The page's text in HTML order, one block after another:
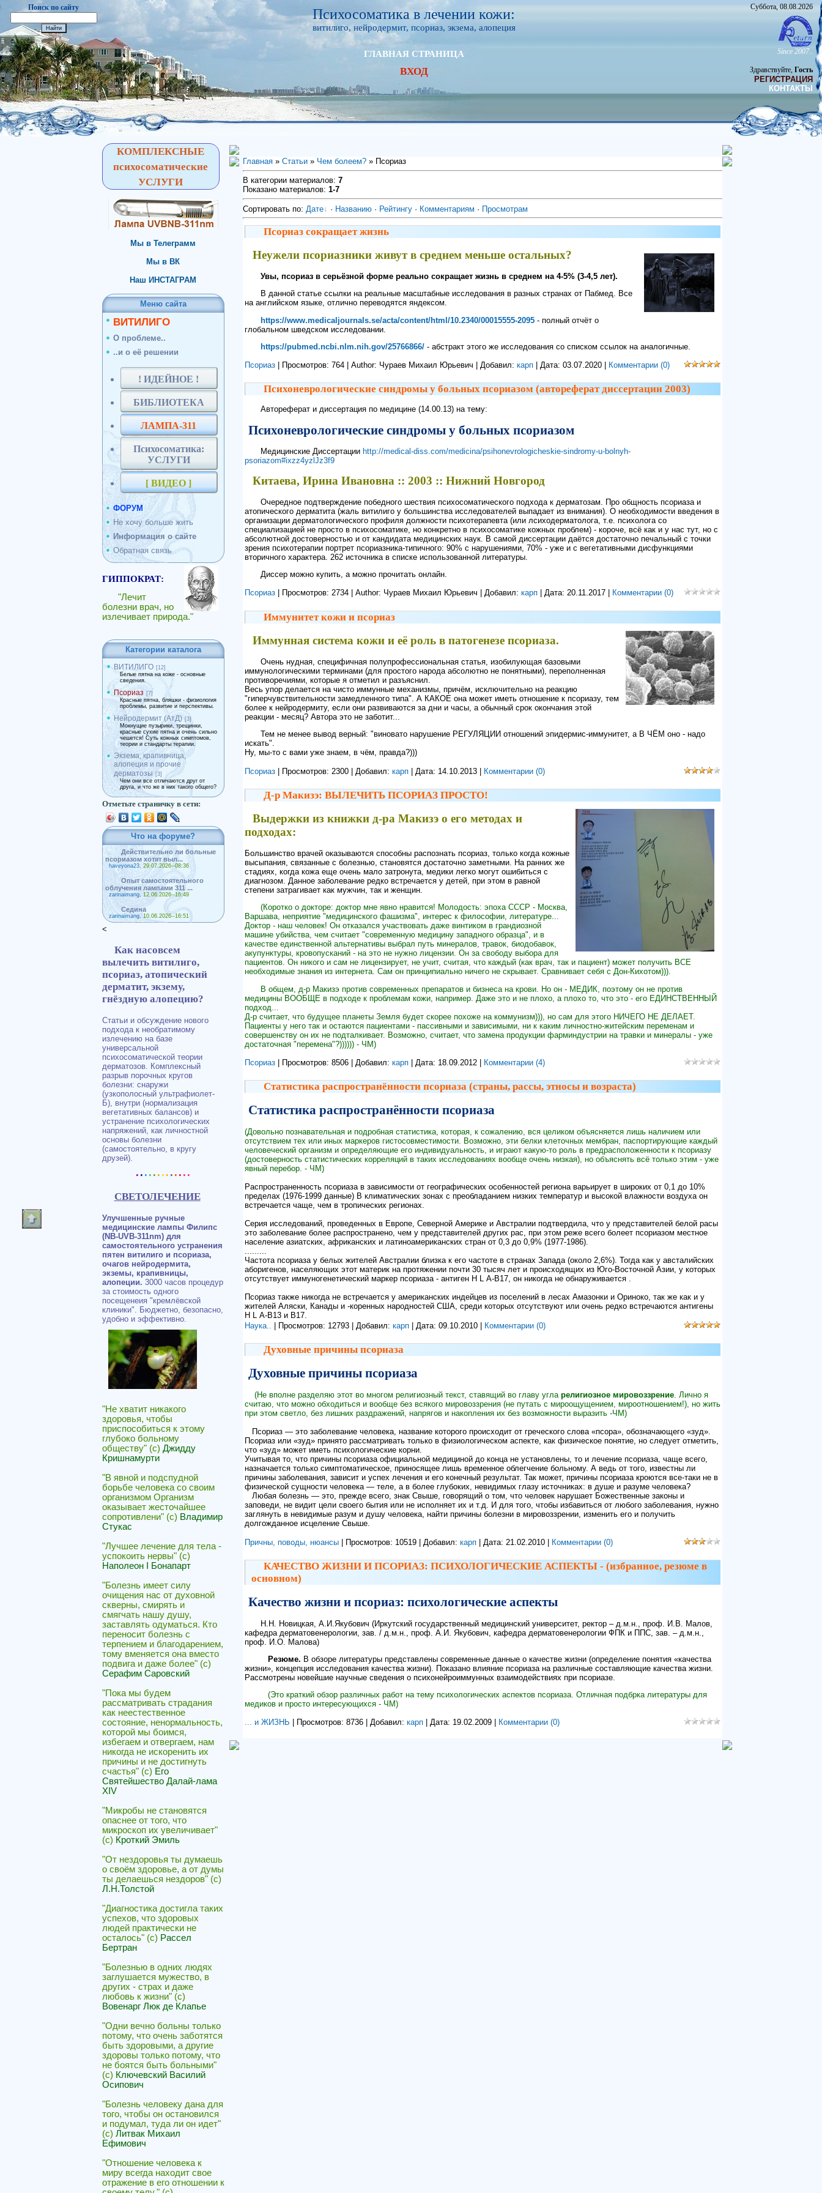
Поиск по сайту Психосоматика в лечении кожи:
витилиго, нейродермит, псориаз, экзема, алопеция
ГЛАВНАЯ СТРАНИЦА
ВХОД
Суббота, 08.08.2026
Since 2007..
Здравствуйте, Гость
РЕГИСТРАЦИЯ
КОНТАКТЫ
КОМПЛЕКСНЫЕ
психосоматические
УСЛУГИ
Мы в Телеграмм
Мы в ВК
Наш ИНСТАГРАМ
Меню сайта
ВИТИЛИГО
О проблеме..
..и о её решении
! ИДЕЙНОЕ !
БИБЛИОТЕКА
ЛАМПА-311
Психосоматика:
УСЛУГИ
[ ВИДЕО ]
ФОРУМ
Не хочу больше жить
Информация о сайте
Обратная связь
ГИППОКРАТ:
"Лечит
болезни врач, но
излечивает природа."
Категории каталога
ВИТИЛИГО [12]
Белые пятна на коже - основные
сведения.
Псориаз [7]
Красные пятна, бляшки - физиология
проблемы, развитие и перспективы.
Нейродермит (АтД) [3]
Мокнущие пузырики, трещинки,
красные сухие пятна и очень сильно
чешется! Суть кожных симптомов,
теории и стандарты терапии.
Экзема, крапивница,
алопеция и прочие
дерматозы [3]
Чем они все отличаются друг от
друга, и что же в них такого общего?
Отметьте страничку в сети:
Что на форуме?
Действительно ли больные
псориазом хотят выл...
haveyona23, 29.07.2026--08:36
Опыт самостоятельного
облучения лампами 311 ...
zarinaimang, 12.06.2026--16:49
Седина
zarinaimang, 10.06.2026--16:51
<
Как насовсем
вылечить витилиго,
псориаз, атопический
дерматит, экзему,
гнёздную алопецию?
Статьи и обсуждение нового
подхода к необратимому
излечению на базе
универсальной
психосоматической теории
дерматозов. Комплексный
разрыв порочных кругов
болезни: снаружи
(узкополосный ультрафиолет-
Б), внутри (нормализация
вегетативных балансов) и
устранение психологических
напряжений, как личностной
основы болезни
(самостоятельно, в кругу
друзей).
.............
СВЕТОЛЕЧЕНИЕ
Улучшенные ручные
медицинские лампы Филипс
(NB-UVB-311nm) для
самостоятельного устранения
пятен витилиго и псориаза,
очагов нейродермита,
экземы, крапивницы,
алопеции. 3000 часов процедур
за стоимость одного
посещенеия "кремлёвской
клиники". Бюджетно, безопасно,
удобно и эффективно.
"Не хватит никакого
здоровья, чтобы
приспособиться к этому
глубоко больному
обществу" (с) Джидду
Кришнамурти
"В явной и подспудной
борьбе человека со своим
организмом Организм
оказывает жесточайшее
сопротивлени" (с) Владимир
Стукас
"Лучшее лечение для тела -
успокоить нервы" (с)
Наполеон I Бонапарт
"Болезнь имеет силу
очищения нас от духовной
скверны, смирять и
смягчать нашу душу,
заставлять одуматься. Кто
переносит болезнь с
терпением и благодарением,
тому вменяется она вместо
подвига и даже более" (с)
Серафим Саровский
"Пока мы будем
рассматривать страдания
как неестественное
состояние, ненормальность,
которой мы боимся,
избегаем и отвергаем, нам
никогда не искоренить их
причины и не достигнуть
счастья" (с) Его
Святейшество Далай-лама
XIV
"Микробы не становятся
опаснее от того, что
микроскоп их увеличивает"
(с) Кроткий Эмиль
"От нездоровья ты думаешь
о своём здоровье, а от думы
ты делаешься нездоров" (с)
Л.Н.Толстой
"Диагностика достигла таких
успехов, что здоровых
людей практически не
осталось" (с) Рассел
Бертран
"Болезнью в одних людях
заглушается мужество, в
других - страх и даже
любовь к жизни" (с)
Вовенарг Люк де Клапье
"Одни вечно больны только
потому, что очень заботятся
быть здоровыми, а другие
здоровы только потому, что
не боятся быть больными"
(с) Ключевский Василий
Осипович
"Болезнь человеку дана для
того, чтобы он остановился
и подумал, туда ли он идет"
(с) Литвак Михаил
Ефимович
"Отношение человека к
миру всегда находит свое
отражение в его отношении к
Главная» Статьи» Чем болеем?» Псориаз
В категории материалов: 7
Показано материалов: 1-7
Сортировать по: Дате · Названию· Рейтингу· Комментариям · Просмотрам
Псориаз сокращает жизнь
Неужели псориазники живут в среднем меньше остальных?
Увы, псориаз в серьёзной форме реально сокращает жизнь в среднем на 4-5% (3-4,5 лет).
В данной статье ссылки на реальные масштабные исследования в разных странах от Пабмед. Все
на английском языке, отлично переводятся яндексом.
https://www.medicaljournals.se/acta/content/html/10.2340/00015555-2095 - полный отчёт о
глобальном шведском исследовании.
https://pubmed.ncbi.nlm.nih.gov/25766866/ - абстракт этого же исследования со списком ссылок на аналогичные.
Псориаз| Просмотров: 764 | Author: Чураев Михаил Юрьевич | Добавил: карп| Дата: 03.07.2020| Комментарии (0)
Психоневрологические синдромы у больных псориазом (автореферат диссертации 2003)
Автореферат и диссертация по медицине (14.00.13) на тему:
Психоневрологические синдромы у больных псориазом
Медицинские Диссертации http://medical-diss.com/medicina/psihonevrologicheskie-sindromy-u-bolnyh-
psoriazom#ixzz4yzlJz3f9
Китаева, Ирина Ивановна :: 2003 :: Нижний Новгород
Очередное подтверждение победного шествия психосоматического подхода к дерматозам. Про общность псориаза и
атопического дерматита (жаль витилиго у большинства исследователей выпадает из внимания). О необходимости введения в
организации дерматологического профиля должности психотерапевта (или лсиходерматолога, т.е. психолога со
специализацией не просто в психосоматике, но конкретно в психосоматике кожных проблем) - короче, всё как и у нас тут, но с
абсолютной достоверностью и от кандидата медицинских наук. В самой диссертации даётся достаточно печальный с точки
зрения психотерапии портрет псориазника-типичного: 90% с нарушениями, 70% - уже и с вегетативными дисфункциями
вторичного характера. 262 источника в списке использованной литературы.
Диссер можно купить, а можно прочитать онлайн.
Псориаз| Просмотров: 2734 | Author: Чураев Михаил Юрьевич | Добавил: карп| Дата: 20.11.2017| Комментарии (0)
Иммунитет кожи и псориаз
Иммунная система кожи и её роль в патогенезе псориаза.
Очень нудная, специфичная полупрофессиональная статья, изобилующая базовыми
иммунологическими терминами (для простого народа абсолютно не понятными), переполненная
противоречиями, которые я отметил и разъяснил.
Весь упор делается на чисто иммунные механизмы, причём, исключительно на реакцию
"гиперчувствительности замедленного типа". А КАКОЕ она может иметь отношение к псориазу, тем
более к нейродермиту, если они развиваются за дни и часы, а обычный срок окончания этой
реакции - месяц? Автора это не заботит...
Тем не менее вывод верный: "виновато нарушение РЕГУЛЯЦИИ отношений эпидермис-иммунитет, а В ЧЁМ оно - надо
искать".
Ну, мы-то с вами уже знаем, в чём, правда?)))
Псориаз| Просмотров: 2300 | Добавил: карп| Дата: 14.10.2013| Комментарии (0)
Д-р Макизэ: ВЫЛЕЧИТЬ ПСОРИАЗ ПРОСТО!
Выдержки из книжки д-ра Макизэ о его методах и
подходах:
Большинство врачей оказываются способны распознать псориаз, только когда кожные
высыпания, связанные с болезнью, становятся достаточно заметными. На ранних же
стадиях, когда кожа еще очень мало затронута, медики легко могут ошибиться с
диагнозом. Данное заболевание редко встречается у детей, при этом в равной
степени затрагивает как мужчин, так и женщин.
(Коротко о докторе: доктор мне явно нравится! Молодость: эпоха СССР - Москва,
Варшава, неприятие "медицинского фашизма", интерес к философии, литературе...
Доктор - наш человек! Он отказался участвовать даже винтиком в грандиозной
машине убийства, чем считает "современную медицину западного образца", и в
качестве единственной альтернативы выбрал путь минералов, травок, биодобавок,
акупунктуры, кровопусканий - на это не нужно лицензии. Он за свободу выбора для
пациентов. Он никого и сам не лицензирует, не учит, считая, что каждый (как врач, так и пациент) может получить ВСЕ
необходимые знания из интернета. Сам он принципиально ничего не скрывает. Сравнивает себя с Дон-Кихотом))).
В общем, д-р Макизэ против современных препаратов и бизнеса на крови. Но он - МЕДИК, поэтому он не против
медицины ВООБЩЕ в подходе к проблемам кожи, например. Даже это и не плохо, а плохо то, что это - его ЕДИНСТВЕННЫЙ
подход...
Д-р считает, что будущее планеты Земля будет скорее похоже на коммунизм))), но сам для этого НИЧЕГО НЕ ДЕЛАЕТ.
Пациенты у него так и остаются пациентами - пассивными и зависимыми, ни к каким личностно-житейским переменам и
совершенству он их не подталкивает. Возможно, считает, что замена продукции фарминдустрии на травки и минералы - уже
достаточная "перемена"?)))))) - ЧМ)
Псориаз| Просмотров: 8506 | Добавил: карп| Дата: 18.09.2012| Комментарии (4)
Статистика распространённости псориаза (страны, рассы, этносы и возраста)
Статистика распространённости псориаза
(Довольно познавательная и подробная статистика, которая, к сожалению, вся целиком объясняется лишь наличием или
отсутствием тех или иных маркеров гистосовместимости. Возможно, эти белки клеточных мембран, паспортирующие каждый
человеческий организм и определяющие его индивидуальность, и играют какую-то роль в предрасположенности к псориазу
(достоверность статистических корреляций в таких исследованиях вообще очень низкая), но объяснять всё только этим - уже
явный перебор. - ЧМ)
Распространенность псориаза в зависимости от географических особенностей региона варьирует в широких от 0,1 до 10%
пределах (1976-1999 данные) В климатических зонах с преобладанием низких температур и высокой влажности воздуха он
встречается чаще, чем в тропических регионах.
Серия исследований, проведенных в Европе, Северной Америке и Австралии подтвердила, что у представителей белой расы
это заболевание более распространено, чем у представителей других рас, при этом реже всего болеет псориазом местное
население азиатских, африканских и латиноамериканских стран от 0,3 до 0,9% (1977-1986).
Частота псориаза у белых жителей Австралии близка к его частоте в странах Запада (около 2,6%). Тогда как у австалийских
аборигенов, населяющих этот материк на протяжении почти 30 тысяч лет и происходящих из Юго-Восточной Азии, у которых
отсутствует иммуногенетический маркер псориаза - антиген Н L А-В17, он никогда не обнаруживается .
Псориаз также никогда не встречается у американских индейцев из поселений в лесах Амазонки и Ориноко, так же как и у
жителей Аляски, Канады и -коренных народностей США, среди которых отсутствуют или очень редко встречаются антигены
Н L А-В13 и В17.
Наука..
| Просмотров: 12793 | Добавил: карп| Дата: 09.10.2010| Комментарии (0)
Духовные причины псориаза
Духовные причины псориаза
(Не вполне разделяю этот во многом религиозный текст, ставящий во главу угла религиозное мировоззрение. Лично я
считаю, что можно обходиться и вообще без всякого мировоззрения (не путать с мироощущением, мироотношением!), но жить
при этом светло, без лишних раздражений, напрягов и накопления их без возможности выразить -ЧМ)
Псориаз — это заболевание человека, название которого происходит от греческого слова «псора», обозначающего «зуд».
Псориаз или «зуд» принято рассматривать только в физиологическом аспекте, как физическое понятие, но следует отметить,
что «зуд» может иметь психологические корни.
Учитывая то, что причины псориаза официальной медициной до конца не установлены, то и лечение псориаза, чаще всего,
назначается только симптоматическое, приносящее лишь временное облегчение больному. А ведь от того, известны ли
причины заболевания, зависит и успех лечения и его конечный результат. Так может, причины псориаза кроются все-таки не в
физической сущности человека — теле, а в более глубоких, невидимых глазу источниках: в душе и разуме человека?
Любая болезнь — это, прежде всего, знак Свыше, говорящий о том, что человек нарушает Божественные законы и
заповеди, не видит цели своего бытия или не исполняет их и т.д. И для того, чтобы избавиться от любого заболевания, нужно
заглянуть в невидимые разум и душу человека, найти причины болезни в мировоззрении, изменить его и получить
долгожданное исцеление Свыше.
Причны, поводы, нюансы| Просмотров: 10519 | Добавил: карп| Дата: 21.02.2010| Комментарии (0)
КАЧЕСТВО ЖИЗНИ И ПСОРИАЗ: ПСИХОЛОГИЧЕСКИЕ АСПЕКТЫ - (избранное, резюме в
основном)
Качество жизни и псориаз: психологические аспекты
Н.Н. Новицкая, А.И.Якубович (Иркутский государственный медицинский университет, ректор – д.м.н., проф. И.В. Малов,
кафедра дерматовенерологии, зав. / д.м.н., проф. А.И. Якубович, кафедра дерматовенерологии ФПК и ППС, зав. – д.м.н.,
проф. И.О. Малова)
Резюме. В обзоре литературы представлены современные данные о качестве жизни (определение понятия «качества
жизни», концепция исследования качества жизни). Показано влияние псориаза на различные составляющие качества жизни.
Рассмотрены новейшие научные сведения о психонейроиммунных взаимодействиях при псориазе.
(Это краткий обзор различных работ на тему психологических аспектов псориаза. Отличная подбрка литературы для
медиков и просто интересующихся - ЧМ)
... и ЖИЗНЬ | Просмотров: 8736 | Добавил: карп| Дата: 19.02.2009| Комментарии (0)